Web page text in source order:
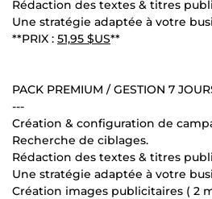
Rédaction des textes & titres
Une stratégie adaptée à votre
**PRIX : 51,95 $US**
PACK PREMIUM / GESTION 7
---
Création & configuration de
Recherche de ciblages.
Rédaction des textes & titres
Une stratégie adaptée à votre
Création images publicitaires ( 2